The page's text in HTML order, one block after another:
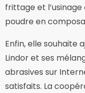
frittage et
poudre en
Enfin, elle souhaite
Lindor et ses
abrasives sur
satisfaits. La